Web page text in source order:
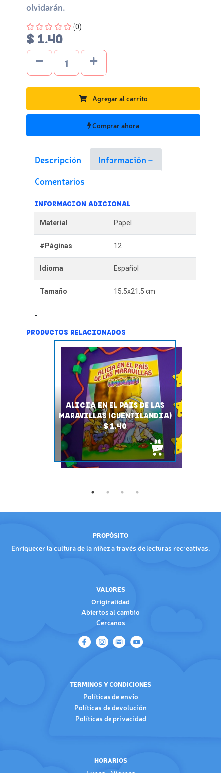
olvidarán.
Four out of Five Stars
(0)
$ 1.40
Agregar al carrito
Comprar ahora
Descripción
Información
Comentarios
INFORMACION ADICIONAL
Material Papel
#Páginas 12
Idioma Español
Tamaño 15.5x21.5 cm
PRODUCTOS RELACIONADOS
ALICIA EN EL PAIS DE LAS
MARAVILLAS (CUENTILANDIA)
$ 1.40
PROPÓSITO
Enriquecer la cultura de la niñez a través de lecturas recreativas.
VALORES
Originalidad
Abiertos al cambio
Cercanos
TERMINOS Y CONDICIONES
Políticas de envío
Políticas de devolución
Políticas de privacidad
HORARIOS